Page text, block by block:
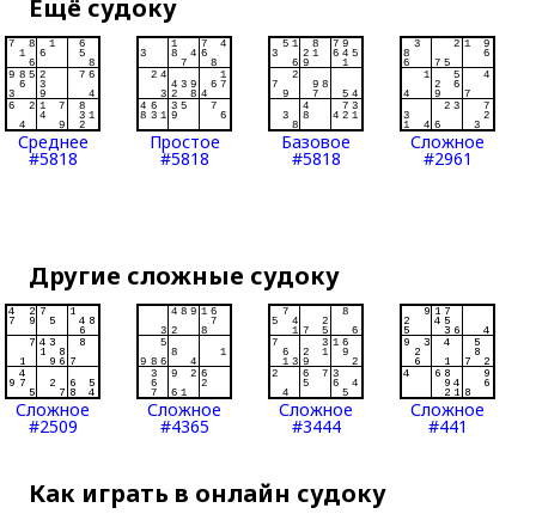
Ещё судоку
Среднее
#5818
Простое
#5818
Базовое
#5818
Сложное
#2961
Другие сложные судоку
Сложное
#2509
Сложное
#4365
Сложное
#3444
Сложное
#441
Как играть в онлайн судоку